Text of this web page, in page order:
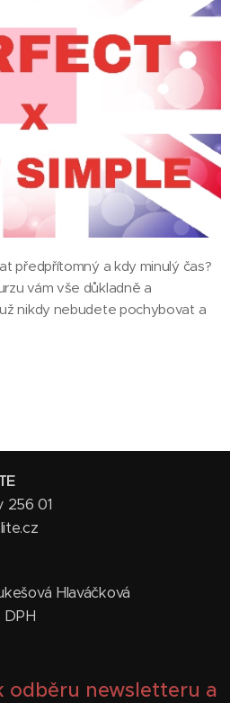
předpřítomný a kdy minulý čas?
vám vše důkladně a
nikdy nebudete pochybovat a
256 01
Hlaváčková
DPH
odběru newsletteru a